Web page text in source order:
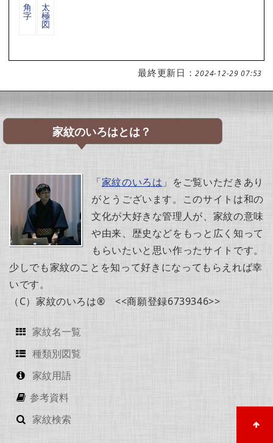
角
字
太
極
図
最終更新日：2024-12-29 07:53
家紋のいろはとは？
「家紋のいろは 」をご覧いただきあり
がとうございます。このサイトは和の
文化が大好きな管理人が、家紋の意味
や由来、歴史などをもっと広く知って
もらいたいと思い作ったサイトです。
少しでも家紋のことを知って好きになってもらえれば幸
いです。
（C）家紋のいろは® <<商願登録6739346>>
家紋名一覧
種類別図覧
家紋用語
参考資料
家紋検索